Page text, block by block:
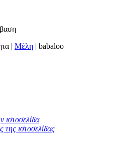
| Μέλη | babaloo
ιστοσελίδα
της ιστοσελίδας